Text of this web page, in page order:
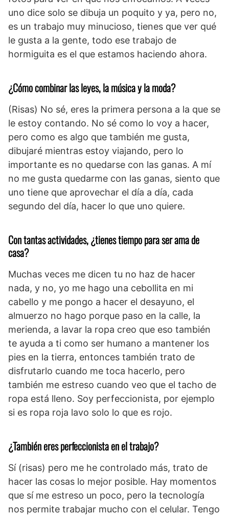
uno dice solo se dibuja un poquito y ya, pero no,
es un trabajo muy minucioso, tienes que ver qué
le gusta a la gente, todo ese trabajo de
hormiguita es el que estamos haciendo ahora.
¿Cómo combinar las leyes, la música y la moda?
(Risas) No sé, eres la primera persona a la que se
le estoy contando. No sé como lo voy a hacer,
pero como es algo que también me gusta,
dibujaré mientras estoy viajando, pero lo
importante es no quedarse con las ganas. A mí
no me gusta quedarme con las ganas, siento que
uno tiene que aprovechar el día a día, cada
segundo del día, hacer lo que uno quiere.
Con tantas actividades, ¿tienes tiempo para ser ama de
casa?
Muchas veces me dicen tu no haz de hacer
nada, y no, yo me hago una cebollita en mi
cabello y me pongo a hacer el desayuno, el
almuerzo no hago porque paso en la calle, la
merienda, a lavar la ropa creo que eso también
te ayuda a ti como ser humano a mantener los
pies en la tierra, entonces también trato de
disfrutarlo cuando me toca hacerlo, pero
también me estreso cuando veo que el tacho de
ropa está lleno. Soy perfeccionista, por ejemplo
si es ropa roja lavo solo lo que es rojo.
¿También eres perfeccionista en el trabajo?
Sí (risas) pero me he controlado más, trato de
hacer las cosas lo mejor posible. Hay momentos
que sí me estreso un poco, pero la tecnología
nos permite trabajar mucho con el celular. Tengo